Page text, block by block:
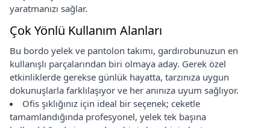
yaratmanızı sağlar.
Çok Yönlü Kullanım Alanları
Bu bordo yelek ve pantolon takımı, gardırobunuzun en
kullanışlı parçalarından biri olmaya aday. Gerek özel
etkinliklerde gerekse günlük hayatta, tarzınıza uygun
dokunuşlarla farklılaşıyor ve her anınıza uyum sağlıyor.
Ofis şıklığınız için ideal bir seçenek; ceketle
tamamlandığında profesyonel, yelek tek başına